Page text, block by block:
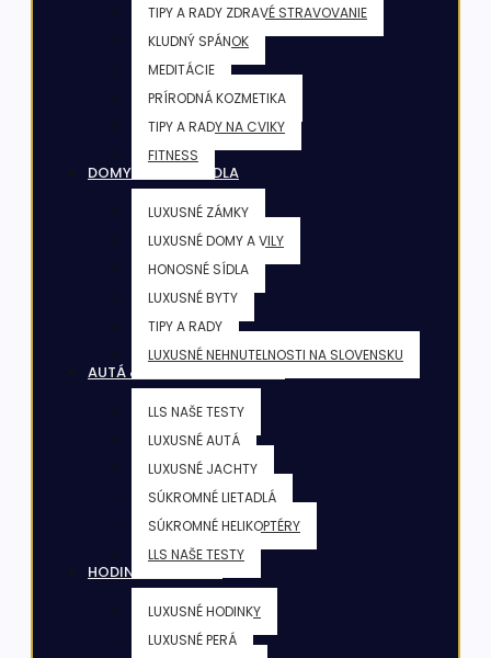
TIPY A RADY ZDRAVÉ STRAVOVANIE
KLUDNÝ SPÁNOK
MEDITÁCIE
PRÍRODNÁ KOZMETIKA
TIPY A RADY NA CVIKY
FITNESS
DOMY & VILY & SÍDLA
LUXUSNÉ ZÁMKY
LUXUSNÉ DOMY A VILY
HONOSNÉ SÍDLA
LUXUSNÉ BYTY
TIPY A RADY
LUXUSNÉ NEHNUTELNOSTI NA SLOVENSKU
AUTÁ & JACHTY & LIETADLÁ
LLS NAŠE TESTY
LUXUSNÉ AUTÁ
LUXUSNÉ JACHTY
SÚKROMNÉ LIETADLÁ
SÚKROMNÉ HELIKOPTÉRY
LLS NAŠE TESTY
HODINKY & ŠPERKY
LUXUSNÉ HODINKY
LUXUSNÉ PERÁ